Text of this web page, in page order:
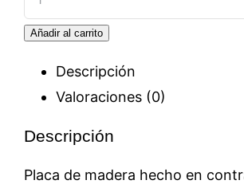
Mamá
Flores
cantidad
Añadir al carrito
Descripción
Valoraciones (0)
Descripción
Placa de madera hecho en